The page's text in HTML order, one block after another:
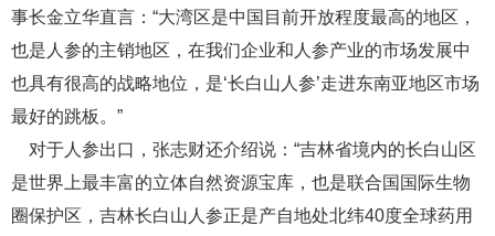
事长金立华直言：“大湾区是中国目前开放程度最高的地区，
也是人参的主销地区，在我们企业和人参产业的市场发展中
也具有很高的战略地位，是‘长白山人参’走进东南亚地区市场
最好的跳板。”
对于人参出口，张志财还介绍说：“吉林省境内的长白山区
是世界上最丰富的立体自然资源宝库，也是联合国国际生物
圈保护区，吉林长白山人参正是产自地处北纬40度全球药用